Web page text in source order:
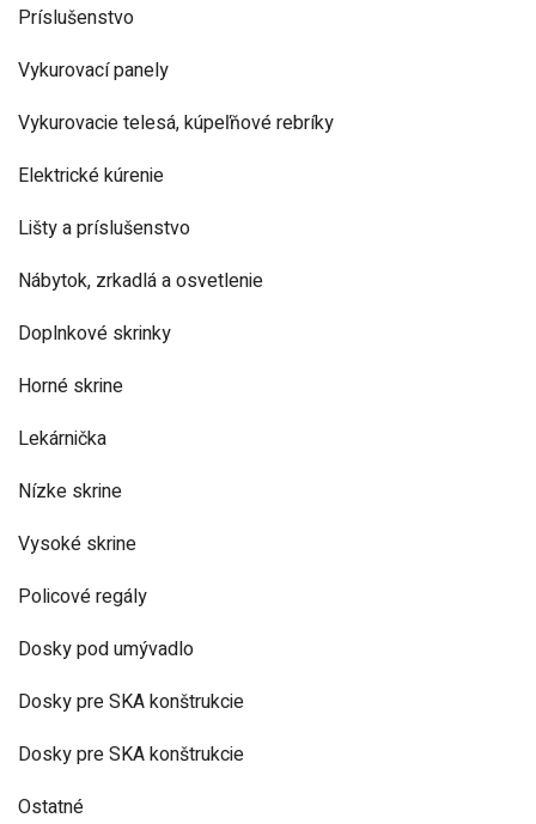
Príslušenstvo
Vykurovací panely
Vykurovacie telesá, kúpeľňové rebríky
Elektrické kúrenie
Lišty a príslušenstvo
Nábytok, zrkadlá a osvetlenie
Doplnkové skrinky
Horné skrine
Lekárnička
Nízke skrine
Vysoké skrine
Policové regály
Dosky pod umývadlo
Dosky pre SKA konštrukcie
Dosky pre SKA konštrukcie
Ostatné